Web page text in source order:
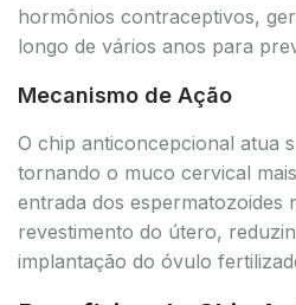
hormônios contraceptivos,
longo de vários anos para
Mecanismo de Ação
O chip anticoncepcional atua
tornando o muco cervical
entrada dos espermatozoides
revestimento do útero,
implantação do óvulo